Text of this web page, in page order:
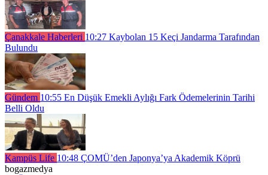
Çanakkale Haberleri 10:27 Kaybolan 15 Keçi Jandarma Tarafından
Bulundu
Gündem 10:55 En Düşük Emekli Aylığı Fark Ödemelerinin Tarihi
Belli Oldu
Kampüs Life 10:48 ÇOMÜ’den Japonya’ya Akademik Köprü
bogazmedya